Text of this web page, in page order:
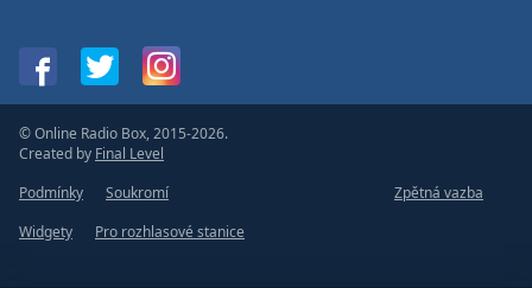
© Online Radio Box, 2015-2026.
Created by Final Level
Podmínky
Soukromí
Zpětná vazba
Widgety
Pro rozhlasové stanice